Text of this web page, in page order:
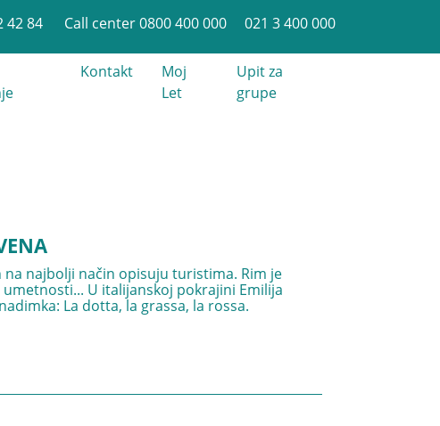
42 84 Call center 0800 400 000 021 3 400 000
Kontakt
Moj
Let
Upit za
grupe
najbolji način opisuju turistima. Rim je
U italijanskoj pokrajini Emilija
La dotta, la grassa, la rossa.